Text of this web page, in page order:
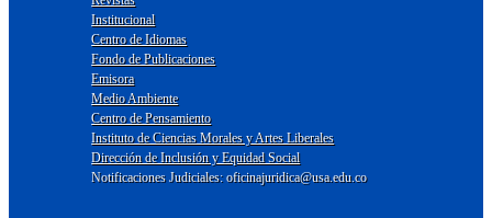
Institucional
Centro de Idiomas
Fondo de Publicaciones
Emisora
Medio Ambiente
Centro de Pensamiento
Instituto de Ciencias Morales y Artes Liberales
Dirección de Inclusión y Equidad Social
Notificaciones Judiciales: oficinajuridica@usa.edu.co